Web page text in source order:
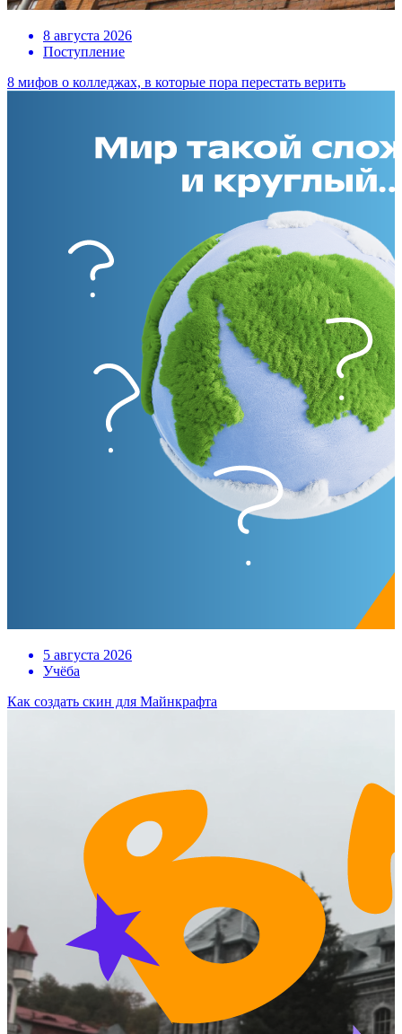
8 августа 2026
Поступление
8 мифов о колледжах, в которые пора перестать верить
5 августа 2026
Учёба
Как создать скин для Майнкрафта